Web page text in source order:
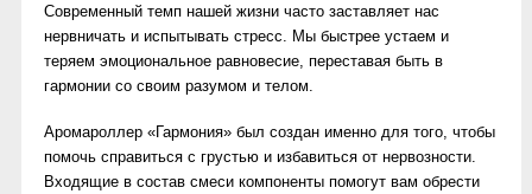
Современный темп нашей жизни часто заставляет нас
нервничать и испытывать стресс. Мы быстрее устаем и
теряем эмоциональное равновесие, переставая быть в
гармонии со своим разумом и телом.
Аромароллер «Гармония» был создан именно для того, чтобы
помочь справиться с грустью и избавиться от нервозности.
Входящие в состав смеси компоненты помогут вам обрести